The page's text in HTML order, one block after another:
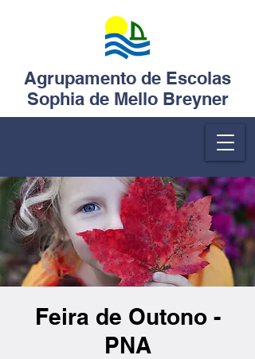
Agrupamento de Escolas
Sophia de Mello Breyner
Feira de Outono -
PNA